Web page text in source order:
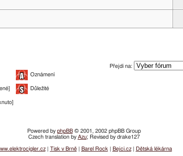
Přejdi na:
Oznámení
Důležité
Powered by phpBB© 2001, 2002 phpBB Group
Czech translation by Azu; Revised by drake127
| Tisk v Brně| Barel Rock Bejci.cz| Dětská lékárna